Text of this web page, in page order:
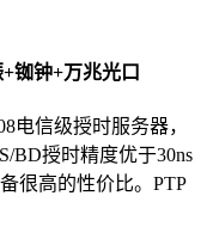
铷钟+万兆光口
电信级授时服务器，
BD授时精度优于30ns
很高的性价比。PTP